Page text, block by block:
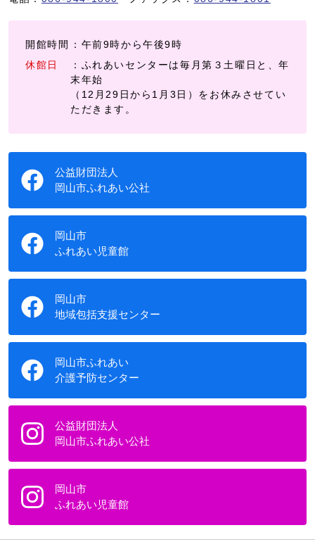
開館時間
：午前9時から午後9時
休館日
：ふれあいセンターは毎月第３土曜日と、年
末年始
（12月29日から1月3日）をお休みさせてい
ただきます。
公益財団法人
岡山市ふれあい公社
岡山市
ふれあい児童館
岡山市
地域包括支援センター
岡山市ふれあい
介護予防センター
公益財団法人
岡山市ふれあい公社
岡山市
ふれあい児童館